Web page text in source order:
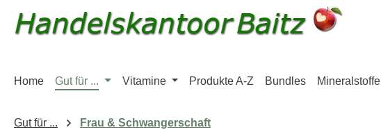
Hauptinhalt springen
Zur Suche springen
Zur Hauptnavigation springen
Home Gut für ... Vitamine Produkte A-Z Bundles Mineralstoffe
Gut für ... Frau & Schwangerschaft